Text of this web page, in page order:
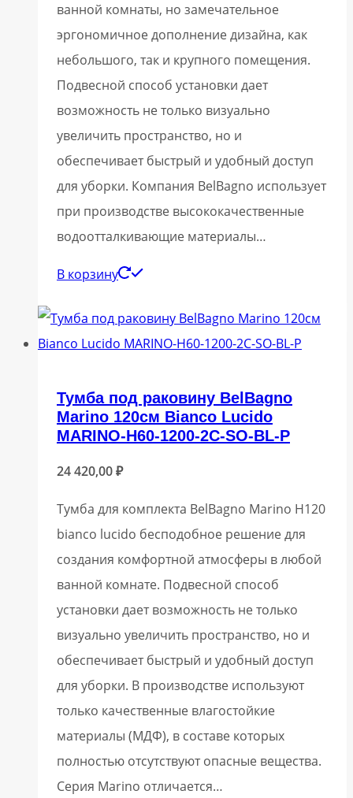
ванной комнаты, но замечательное
эргономичное дополнение дизайна, как
небольшого, так и крупного помещения.
Подвесной способ установки дает
возможность не только визуально
увеличить пространство, но и
обеспечивает быстрый и удобный доступ
для уборки. Компания BelBagno использует
при производстве высококачественные
водоотталкивающие материалы…
В корзину
Тумба под раковину BelBagno
Marino 120см Bianco Lucido
MARINO-H60-1200-2C-SO-BL-P
24 420,00₽
Тумба для комплекта BelBagno Marino H120
bianco lucido бесподобное решение для
создания комфортной атмосферы в любой
ванной комнате. Подвесной способ
установки дает возможность не только
визуально увеличить пространство, но и
обеспечивает быстрый и удобный доступ
для уборки. В производстве используют
только качественные влагостойкие
материалы (МДФ), в составе которых
полностью отсутствуют опасные вещества.
Серия Marino отличается…